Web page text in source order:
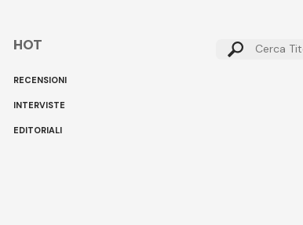
HOT
RECENSIONI
INTERVISTE
EDITORIALI
Cerca: